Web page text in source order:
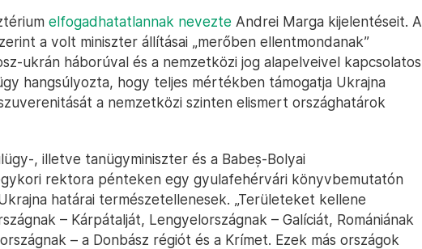
elfogadhatatlannak nevezte Andrei Marga kijelentéseit. A
a volt miniszter állításai „merőben ellentmondanak”
ukrán háborúval és a nemzetközi jog alapelveivel kapcsolatos
hangsúlyozta, hogy teljes mértékben támogatja Ukrajna
a nemzetközi szinten elismert országhatárok
, illetve tanügyminiszter és a Babeș-Bolyai
rektora pénteken egy gyulafehérvári könyvbemutatón
határai természetellenesek. „Területeket kellene
– Kárpátalját, Lengyelországnak – Galíciát, Romániának
– a Donbász régiót és a Krímet. Ezek más országok